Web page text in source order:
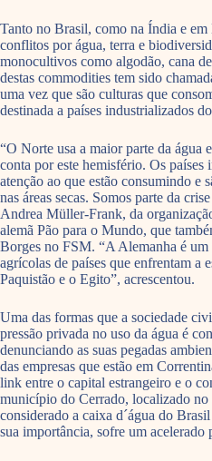
Tanto no Brasil, como na Índia e
conflitos por água, terra e
monocultivos como algodão, cana
destas commodities tem sido
uma vez que são culturas que
destinada a países industrializados
“O Norte usa a maior parte da água
conta por este hemisfério. Os países
atenção ao que estão consumindo e
nas áreas secas. Somos parte da
Andrea Müller-Frank, da
alemã Pão para o Mundo, que
Borges no FSM. “A Alemanha é
agrícolas de países que enfrentam a
Paquistão e o Egito”, acrescentou.
Uma das formas que a sociedade
pressão privada no uso da água é
denunciando as suas pegadas
das empresas que estão em
link entre o capital estrangeiro e o
município do Cerrado, localizado no
considerado a caixa d´água do
sua importância, sofre um acelerado